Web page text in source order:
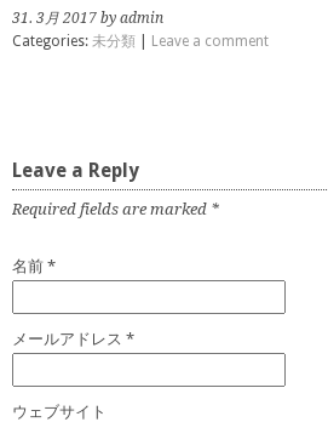
31. 3月 2017 by admin
Categories: 未分類 Leave a comment
Leave a Reply
Required fields are marked *
名前 *
メールアドレス *
ウェブサイト